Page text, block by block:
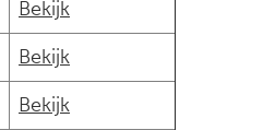
Bekijk
Bekijk
Bekijk